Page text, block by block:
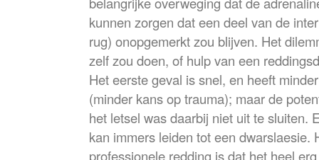
kunnen zorgen dat een deel van de
rug) onopgemerkt zou blijven. Het
zelf zou doen, of hulp van een
Het eerste geval is snel, en heeft
(minder kans op trauma); maar de
het letsel was daarbij niet uit te sluiten.
kan immers leiden tot een dwarslaesie.
professionele redding is dat het heel